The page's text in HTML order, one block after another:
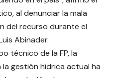
al denunciar la mala
del recurso durante el
Abinader.
técnico de la FP, la
la gestión hídrica actual ha